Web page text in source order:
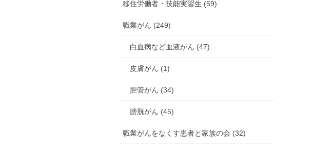
移住労働者・技能実習生 (59)
職業がん (249)
白血病など血液がん (47)
皮膚がん (1)
胆管がん (34)
膀胱がん (45)
職業がんをなくす患者と家族の会 (32)